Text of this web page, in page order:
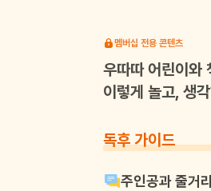
멤버십 전용 콘텐츠
우따따어린이와
이렇게 놀고, 생
독후 가이드
주인공과 줄거